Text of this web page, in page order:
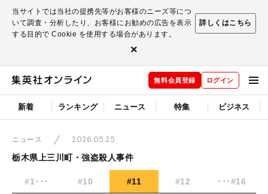
当サイトでは当社の提携先等がお客様のニーズ等につ
いて調査・分析したり、お客様にお勧めの広告を表示
する目的で Cookie を使用する場合があります。
詳しくはこちら
×
無料会員登録 ログイン
新着 ランキング ニュース 特集 ビジネス
ニュース
2026.05.25
栃木県上三川町・強盗殺人事件
#1･･･ #10 #11 #12 ･･･#16